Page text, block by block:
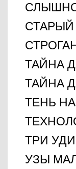
ТАЙНА
ТАЙНА
ТЕНЬ
ТРИ
УЗЫ